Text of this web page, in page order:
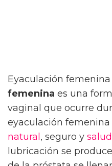
Eyaculación femenina
femenina es una
vaginal que ocurre
eyaculación
natural , seguro y
lubricación se